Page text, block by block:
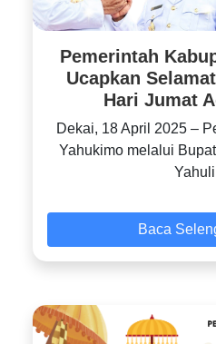
Pemerintah
Ucapkan
Hari Jumat
Dekai, 18 April 2025 –
Yahukimo melalui
Baca